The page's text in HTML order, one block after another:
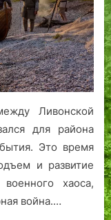
Ливонской
для района
Это время
и развитие
хаоса,
война.…